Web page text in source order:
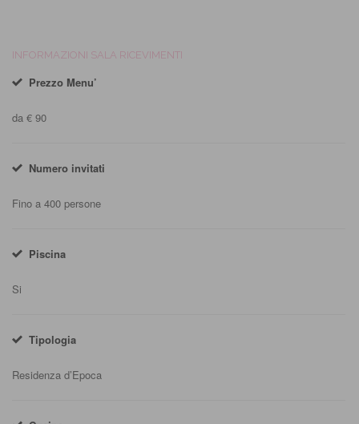
INFORMAZIONI SALA RICEVIMENTI
Prezzo Menu’
da € 90
Numero invitati
Fino a 400 persone
Piscina
Si
Tipologia
Residenza d’Epoca